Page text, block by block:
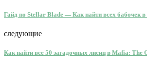
Гайд по Stellar Blade — Как найти всех бабочек
следующие
Как найти все 50 загадочных лисиц в Mafia: The